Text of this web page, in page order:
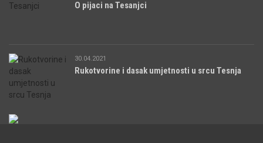
O pijaci na Tesanjci
30.04.2021
Rukotvorine i dasak umjetnosti u srcu Tesnja